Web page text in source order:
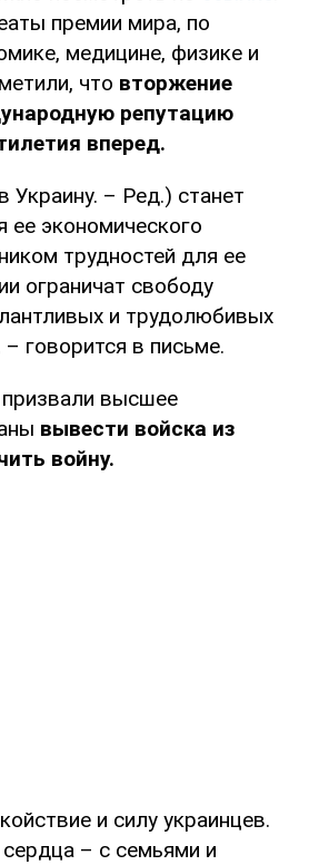
премии мира, по
медицине, физике и
что вторжение
репутацию
вперед.
Украину. – Ред.) станет
ее экономического
трудностей для ее
ограничат свободу
и трудолюбивых
говорится в письме.
высшее
вывести войска из
войну.
и силу украинцев.
– с семьями и